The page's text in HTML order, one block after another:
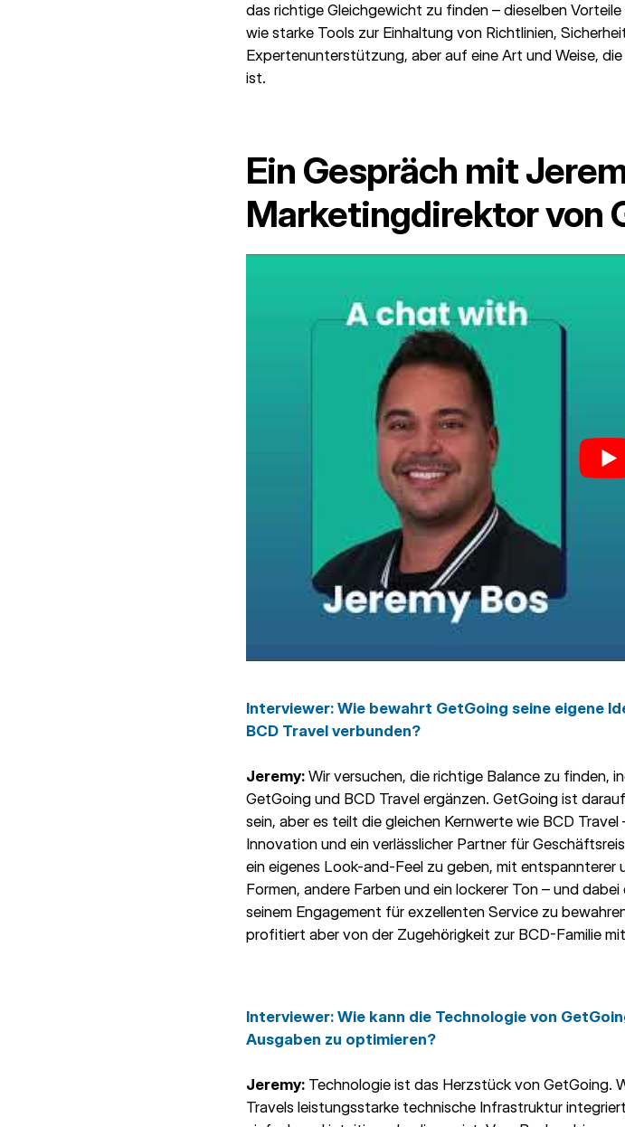
das richtige Gleichgewicht zu finden – dieselben
wie starke Tools zur Einhaltung von Richtlinien,
Expertenunterstützung, aber auf eine Art und Weise,
ist.
Ein Gespräch mit
Marketingdirektor von
Interviewer: Wie bewahrt GetGoing seine eigene
BCD Travel verbunden?
Jeremy: Wir versuchen, die richtige Balance zu finden,
GetGoing und BCD Travel ergänzen. GetGoing ist
sein, aber es teilt die gleichen Kernwerte wie BCD
Innovation und ein verlässlicher Partner für
ein eigenes Look-and-Feel zu geben, mit
Formen, andere Farben und ein lockerer Ton – und
seinem Engagement für exzellenten Service zu
profitiert aber von der Zugehörigkeit zur BCD-Familie
Interviewer: Wie kann die Technologie von
Ausgaben zu optimieren?
Jeremy: Technologie ist das Herzstück von GetGoing.
Travels leistungsstarke technische Infrastruktur